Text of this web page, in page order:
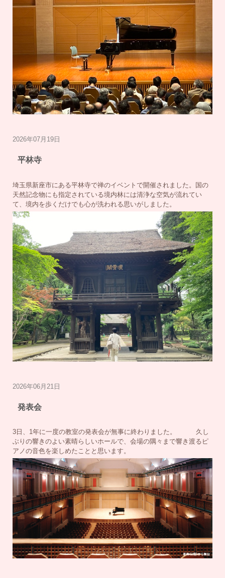
2026年07月19日
平林寺
埼玉県新座市にある平林寺で禅のイベントで開催されました。国の
天然記念物にも指定されている境内林には清浄な空気が流れてい
て、境内を歩くだけでも心が洗われる思いがしました。
2026年06月21日
発表会
3日、1年に一度の教室の発表会が無事に終わりました。 久し
ぶりの響きのよい素晴らしいホールで、会場の隅々まで響き渡るピ
アノの音色を楽しめたことと思います。